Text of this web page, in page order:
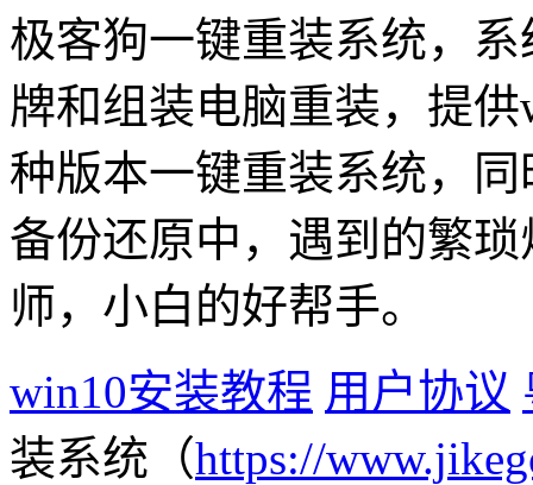
极客狗一键重装系统，
牌和组装电脑重装，提
种版本一键重装系统，
备份还原中，遇到的繁
师，小白的好帮手。
win10安装教程 用户协议
装系统（https://